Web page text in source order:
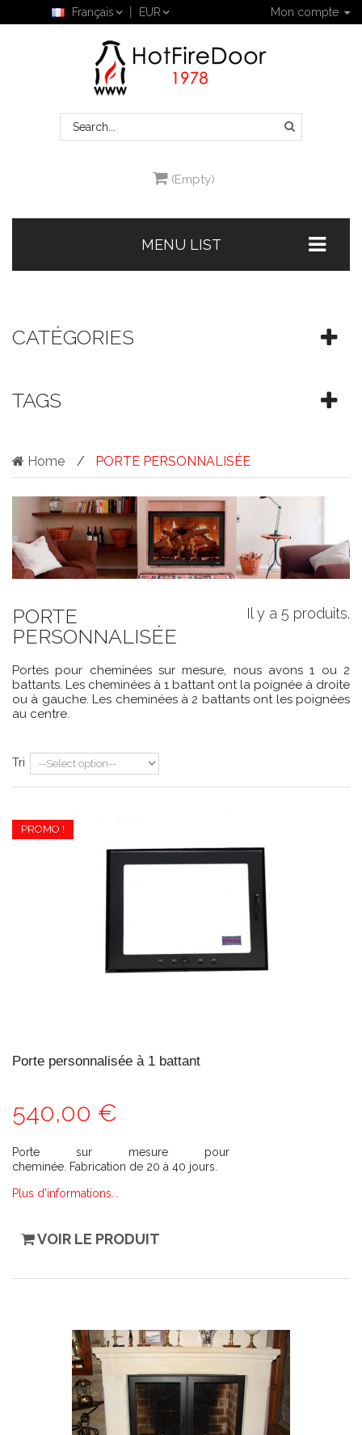
Mon compte
Français EUR
(Empty)
MENU LIST
CATÉGORIES
TAGS
Home PORTE PERSONNALISÉE
Il y a 5 produits.
PORTE
PERSONNALISÉE
Portes pour cheminées sur mesure, nous avons 1 ou 2
battants. Les cheminées à 1 battant ont la poignée à droite
ou à gauche. Les cheminées à 2 battants ont les poignées
au centre.
Tri
PROMO !
Porte personnalisée à 1 battant
540,00 €
Porte sur mesure pour
cheminée. Fabrication de 20 à 40 jours.
Plus d'informations...
VOIR LE PRODUIT